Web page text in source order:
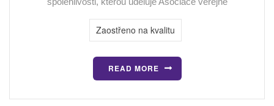
Zaostřeno na kvalitu
READ MORE